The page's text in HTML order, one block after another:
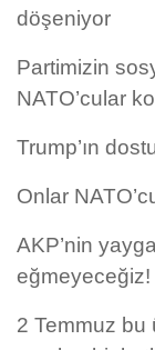
döşeniyor
Partimizin
NATO’cular
Trump’ın
Onlar
AKP’nin
eğmeyeceğiz!
2 Temmuz bu